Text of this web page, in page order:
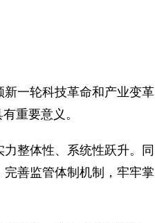
新一轮科技革命和产业变革
重要意义。
整体性、系统性跃升。同
善监管体制机制，牢牢掌